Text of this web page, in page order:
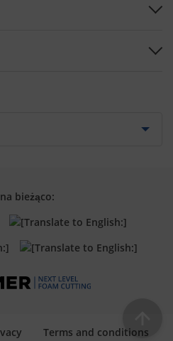
bieżąco:
Terms and conditions